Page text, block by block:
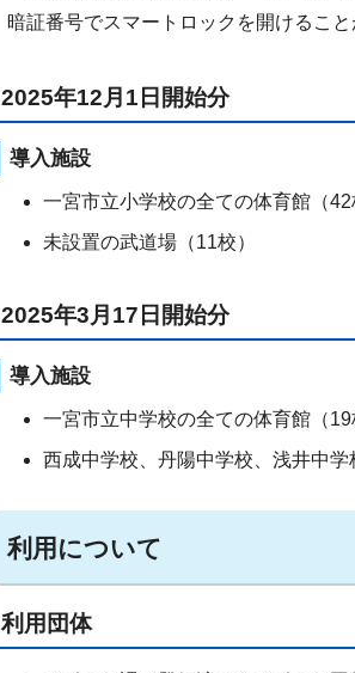
暗証番号でスマートロックを開けること
2025年12月1日開始分
導入施設
一宮市立小学校の全ての体育館（42
未設置の武道場（11校）
2025年3月17日開始分
導入施設
一宮市立中学校の全ての体育館（19
西成中学校、丹陽中学校、浅井中
利用について
利用団体